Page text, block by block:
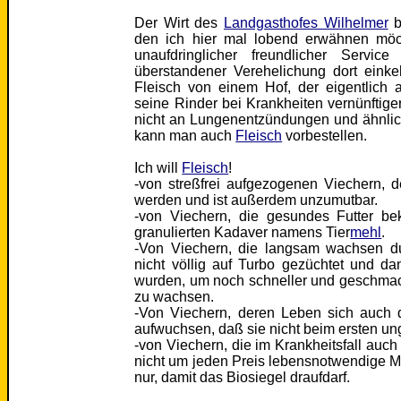
Der Wirt des Landgasthofes Wilhelmer
den ich hier mal lobend erwähnen
unaufdringlicher freundlicher
überstandener Verehelichung dort
Fleisch von einem Hof, der eigentlich
seine Rinder bei Krankheiten
nicht an Lungenentzündungen und
kann man auch Fleisch vorbestellen.
Ich will Fleisch!
-von streßfrei aufgezogenen Viechern,
werden und ist außerdem unzumutbar.
-von Viechern, die gesundes Futter
granulierten Kadaver namens Tiermehl .
-Von Viechern, die langsam wachsen
nicht völlig auf Turbo gezüchtet und
wurden, um noch schneller und
zu wachsen.
-Von Viechern, deren Leben sich auch
aufwuchsen, daß sie nicht beim ersten
-von Viechern, die im Krankheitsfall
nicht um jeden Preis lebensnotwendige
nur, damit das Biosiegel draufdarf.